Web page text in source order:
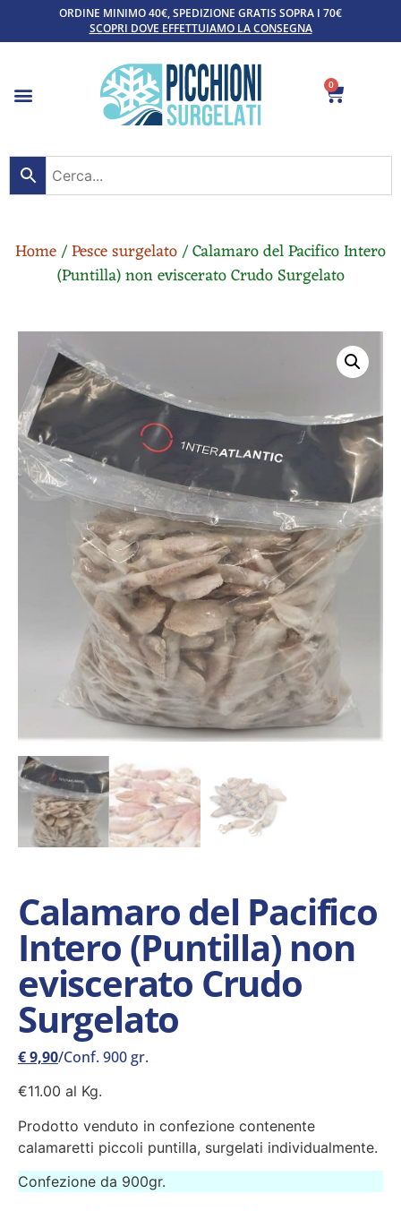
ORDINE MINIMO 40€, SPEDIZIONE GRATIS SOPRA I 70€
SCOPRI DOVE EFFETTUIAMO LA CONSEGNA
0
Home/Pesce surgelato/ Calamaro del Pacifico Intero
(Puntilla) non eviscerato Crudo Surgelato
Calamaro del Pacifico
Intero (Puntilla) non
eviscerato Crudo
Surgelato
€9,90/Conf. 900 gr.
€11.00 al Kg.
Prodotto venduto in confezione contenente
calamaretti piccoli puntilla, surgelati individualmente.
Confezione da 900gr.